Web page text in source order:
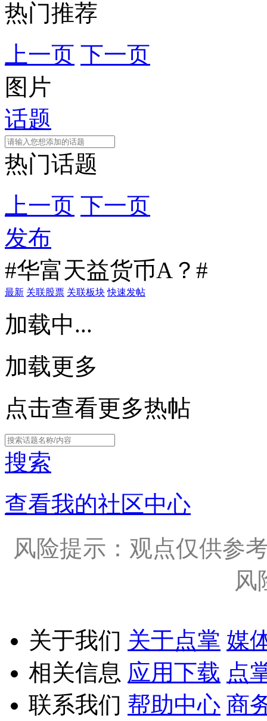
热门推荐
上一页 下一页
图片
话题
热门话题
上一页 下一页
发布
#华富天益货币A？#
最新 关联股票 关联板块 快速发帖
加载中...
加载更多
点击查看更多热帖
搜索
查看我的社区中心
风险提示：观点仅供参
风
关于我们 关于点掌 媒
相关信息 应用下载 点
联系我们 帮助中心 商